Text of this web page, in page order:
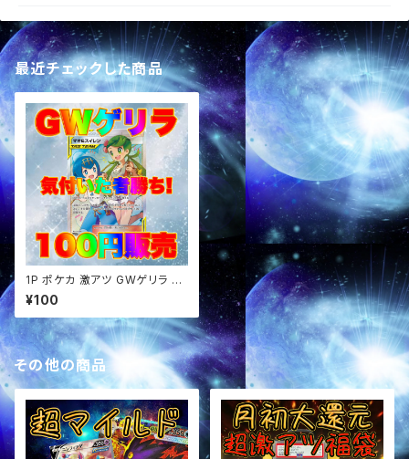
最近チェックした商品
1P ポケカ 激アツ GWゲリラ パ
ック オリパ
¥100
その他の商品